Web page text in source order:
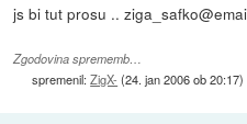
js bi tut prosu ..
Zgodovina sprememb…
spremenil:ZigX- (24. jan 2006 ob 20:17)